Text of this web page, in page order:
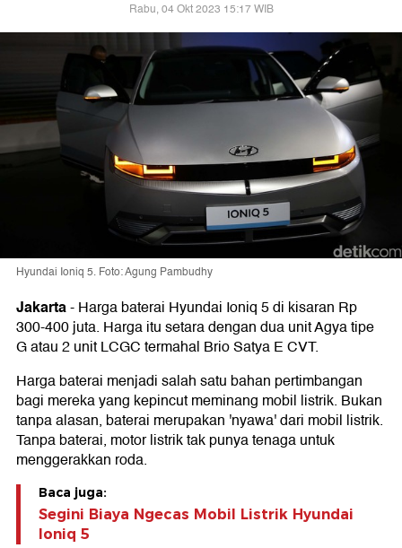
Rabu, 04 Okt 2023 15:17 WIB
Hyundai Ioniq 5. Foto: Agung Pambudhy
Jakarta-Harga baterai Hyundai Ioniq 5 di kisaran Rp
300-400 juta. Harga itu setara dengan dua unit Agya tipe
G atau 2 unit LCGC termahal Brio Satya E CVT.
Harga baterai menjadi salah satu bahan pertimbangan
bagi mereka yang kepincut meminang mobil listrik. Bukan
tanpa alasan, baterai merupakan 'nyawa' dari mobil listrik.
Tanpa baterai, motor listrik tak punya tenaga untuk
menggerakkan roda.
Baca juga:
Segini Biaya Ngecas Mobil Listrik Hyundai
Ioniq 5